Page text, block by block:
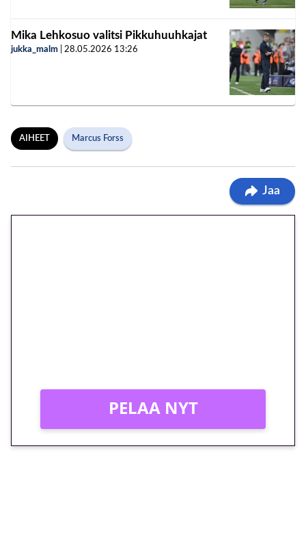
Mika Lehkosuo valitsi Pikkuhuuhkajat
jukka_malm 28.05.2026 13:26
AIHEET Marcus Forss
Jaa
PELAA NYT